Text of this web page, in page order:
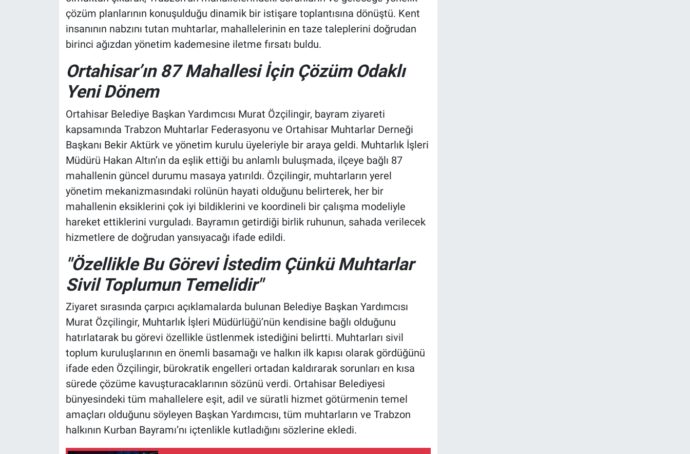
çözüm planlarının konuşulduğu dinamik bir istişare toplantısına dönüştü. Kent
insanının nabzını tutan muhtarlar, mahallelerinin en taze taleplerini doğrudan
birinci ağızdan yönetim kademesine iletme fırsatı buldu.
Ortahisar’ın 87 Mahallesi İçin Çözüm Odaklı
Yeni Dönem
Ortahisar Belediye Başkan Yardımcısı Murat Özçilingir, bayram ziyareti
kapsamında Trabzon Muhtarlar Federasyonu ve Ortahisar Muhtarlar Derneği
Başkanı Bekir Aktürk ve yönetim kurulu üyeleriyle bir araya geldi. Muhtarlık İşleri
Müdürü Hakan Altın’ın da eşlik ettiği bu anlamlı buluşmada, ilçeye bağlı 87
mahallenin güncel durumu masaya yatırıldı. Özçilingir, muhtarların yerel
yönetim mekanizmasındaki rolünün hayati olduğunu belirterek, her bir
mahallenin eksiklerini çok iyi bildiklerini ve koordineli bir çalışma modeliyle
hareket ettiklerini vurguladı. Bayramın getirdiği birlik ruhunun, sahada verilecek
hizmetlere de doğrudan yansıyacağı ifade edildi.
"Özellikle Bu Görevi İstedim Çünkü Muhtarlar
Sivil Toplumun Temelidir"
Ziyaret sırasında çarpıcı açıklamalarda bulunan Belediye Başkan Yardımcısı
Murat Özçilingir, Muhtarlık İşleri Müdürlüğü’nün kendisine bağlı olduğunu
hatırlatarak bu görevi özellikle üstlenmek istediğini belirtti. Muhtarları sivil
toplum kuruluşlarının en önemli basamağı ve halkın ilk kapısı olarak gördüğünü
ifade eden Özçilingir, bürokratik engelleri ortadan kaldırarak sorunları en kısa
sürede çözüme kavuşturacaklarının sözünü verdi. Ortahisar Belediyesi
bünyesindeki tüm mahallelere eşit, adil ve süratli hizmet götürmenin temel
amaçları olduğunu söyleyen Başkan Yardımcısı, tüm muhtarların ve Trabzon
halkının Kurban Bayramı’nı içtenlikle kutladığını sözlerine ekledi.